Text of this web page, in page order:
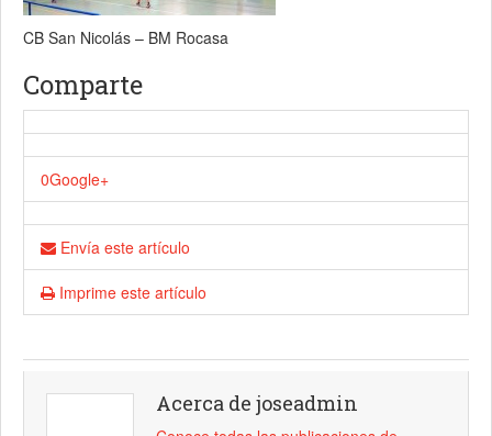
CB San Nicolás – BM Rocasa
Comparte
0Google+
Envía este artículo
Imprime este artículo
Acerca de joseadmin